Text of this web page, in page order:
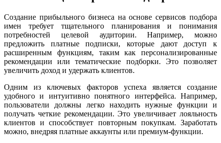
Создание прибыльного бизнеса на основе сервисов подбора
имен требует тщательного планирования и понимания
потребностей целевой аудитории. Например, можно
предложить платные подписки, которые дают доступ к
расширенным функциям, таким как персонализированные
рекомендации или тематические подборки. Это позволяет
увеличить доход и удержать клиентов.
Одним из ключевых факторов успеха является создание
удобного и интуитивно понятного интерфейса. Например,
пользователи должны легко находить нужные функции и
получать четкие рекомендации. Это увеличивает лояльность
клиентов и способствует повторным покупкам. Заработать
можно, внедряя платные аккаунты или премиум-функции.